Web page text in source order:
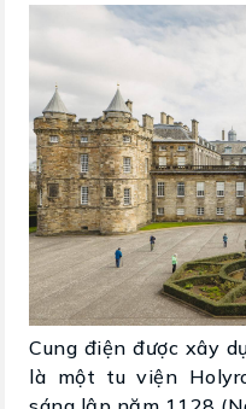
Cung điện được xây
là một tu viện